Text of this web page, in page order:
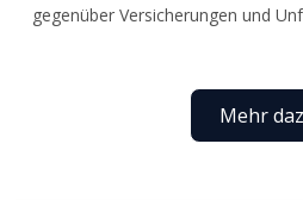
gegenüber Versicherungen und
Mehr